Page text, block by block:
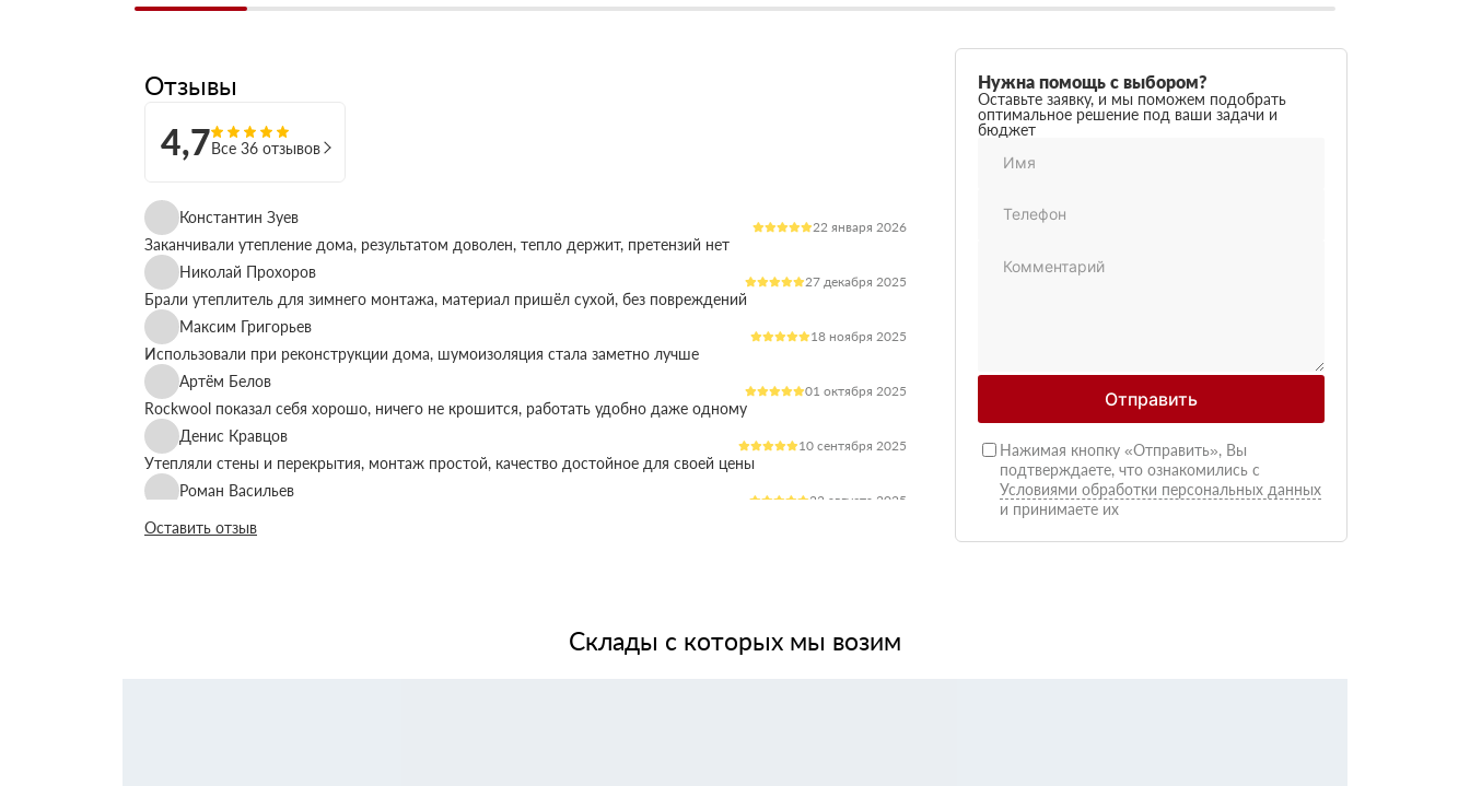
Отзывы
4,7Все 36 отзывов
Константин Зуев
22 января 2026
Заканчивали утепление дома, результатом доволен, тепло держит, претензий нет
Николай Прохоров
27 декабря 2025
Брали утеплитель для зимнего монтажа, материал пришёл сухой, без повреждений
Максим Григорьев
18 ноября 2025
Использовали при реконструкции дома, шумоизоляция стала заметно лучше
Артём Белов
01 октября 2025
Rockwool показал себя хорошо, ничего не крошится, работать удобно даже одному
Денис Кравцов
10 сентября 2025
Утепляли стены и перекрытия, монтаж простой, качество достойное для своей цены
Роман Васильев
22 августа 2025
Материал соответствует описанию, после утепления расходы на отопление стали ниже
Оставить отзыв
Нужна помощь с выбором?
Оставьте заявку, и мы поможем подобрать
оптимальное решение под ваши задачи и
бюджет
Отправить
Нажимая кнопку «Отправить», Вы
подтверждаете, что ознакомились с
Условиями обработки персональных данных
и принимаете их
Склады с которых мы возим